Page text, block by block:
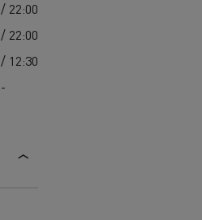
22:00
22:00
12:30
-